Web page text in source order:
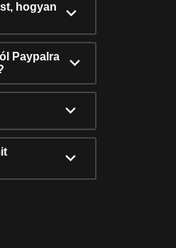
hogyan
Paypalra